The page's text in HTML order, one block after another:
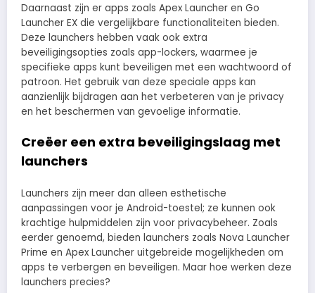
Daarnaast zijn er apps zoals Apex Launcher en Go
Launcher EX die vergelijkbare functionaliteiten bieden.
Deze launchers hebben vaak ook extra
beveiligingsopties zoals app-lockers, waarmee je
specifieke apps kunt beveiligen met een wachtwoord of
patroon. Het gebruik van deze speciale apps kan
aanzienlijk bijdragen aan het verbeteren van je privacy
en het beschermen van gevoelige informatie.
Creëer een extra beveiligingslaag met
launchers
Launchers zijn meer dan alleen esthetische
aanpassingen voor je Android-toestel; ze kunnen ook
krachtige hulpmiddelen zijn voor privacybeheer. Zoals
eerder genoemd, bieden launchers zoals Nova Launcher
Prime en Apex Launcher uitgebreide mogelijkheden om
apps te verbergen en beveiligen. Maar hoe werken deze
launchers precies?